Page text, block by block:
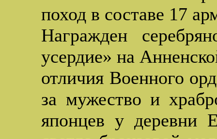
поход в составе 17
Награжден
усердие» на
отличия Военного
за мужество и
японцев у деревни